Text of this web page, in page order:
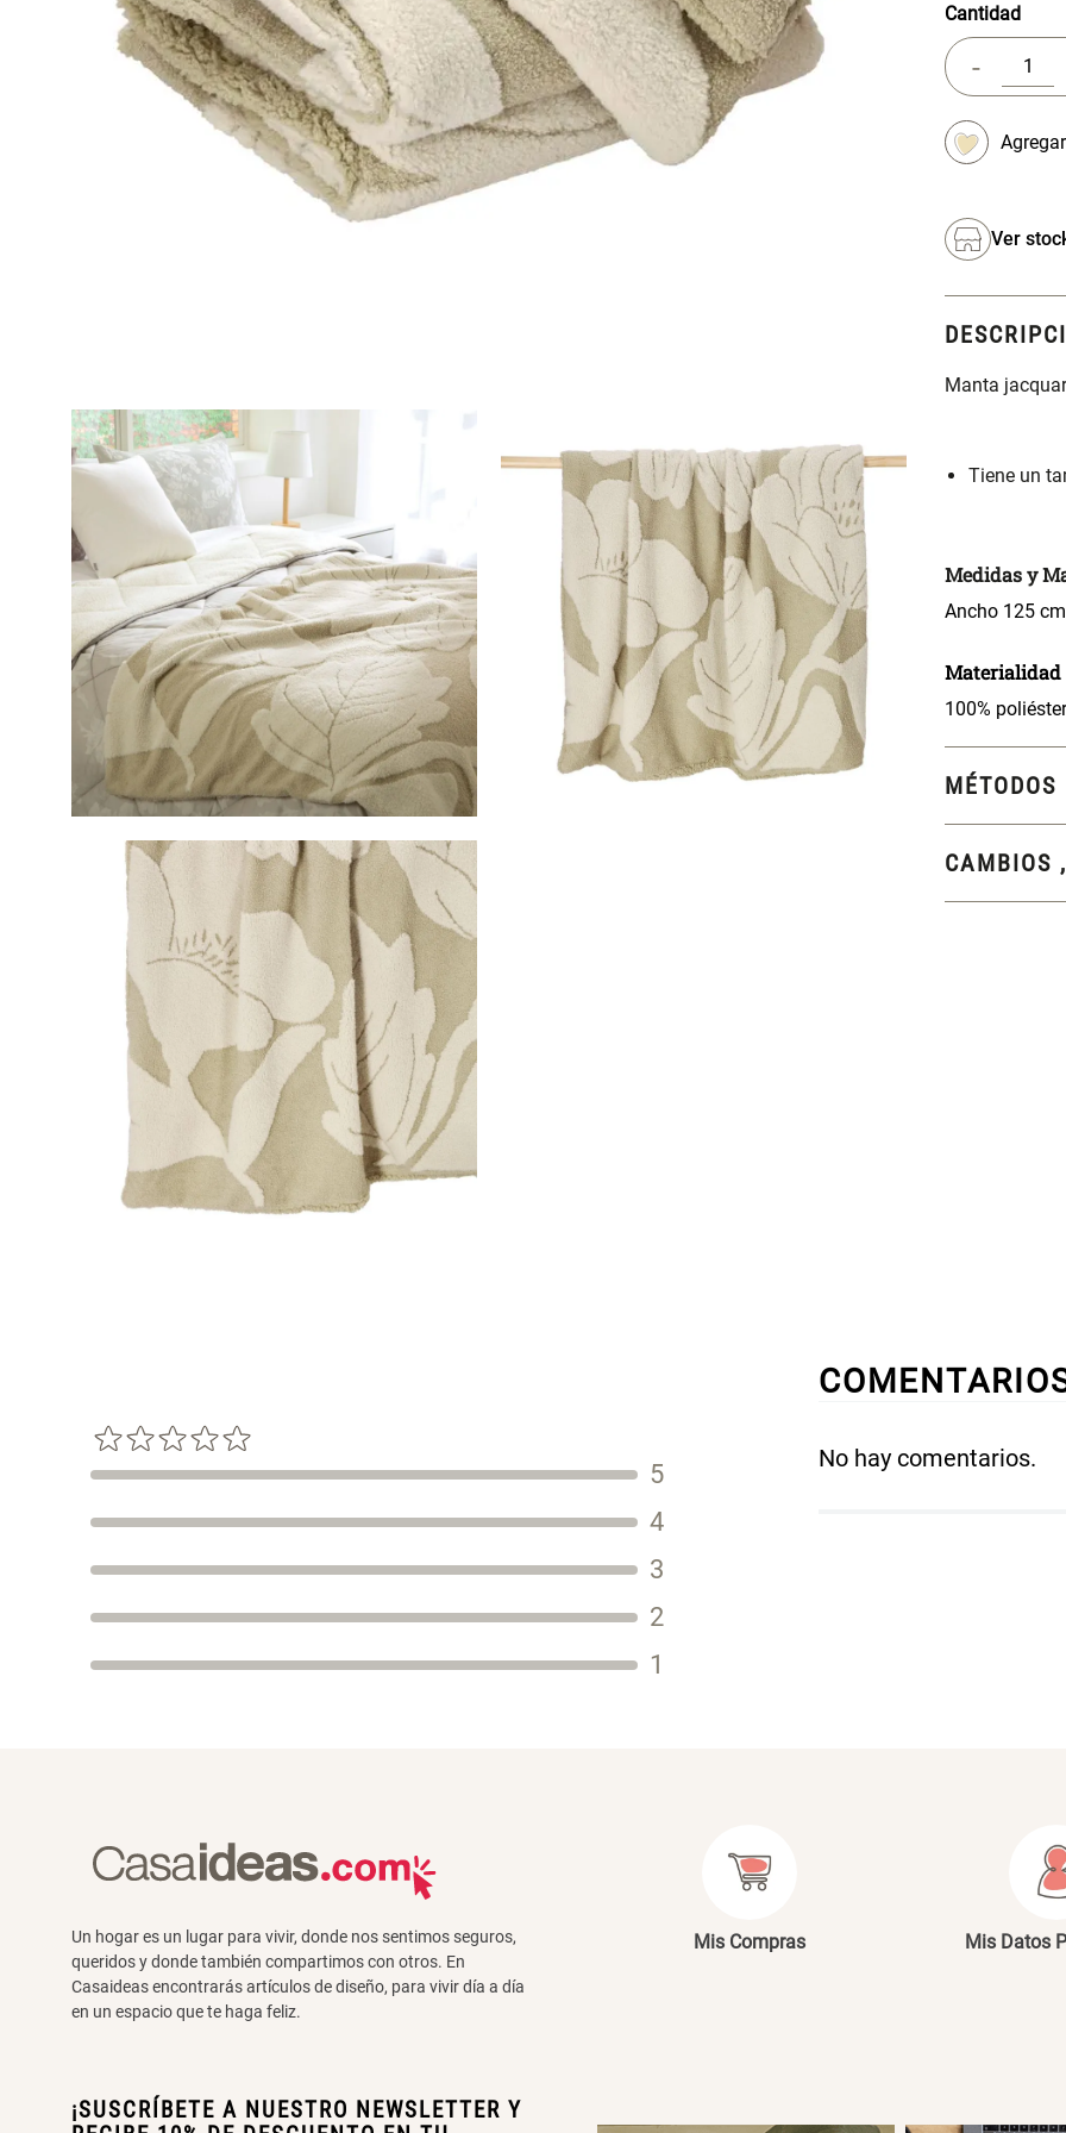
Cantidad
-
Ver
Manta
Tiene un
Medidas y
Ancho 125
Materialidad
100%
CAMBIOS
5
4
3
2
1
No hay comentarios.
Un hogar es un lugar para vivir, donde nos sentimos seguros,
queridos y donde también compartimos con otros. En
Casaideas encontrarás artículos de diseño, para vivir día a día
en un espacio que te haga feliz.
¡SUSCRÍBETE A NUESTRO NEWSLETTER Y
Mis Compras Mis Datos